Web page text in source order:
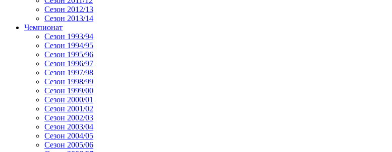
Сезон 2012/13
Сезон 2013/14
Чемпионат
Сезон 1993/94
Сезон 1994/95
Сезон 1995/96
Сезон 1996/97
Сезон 1997/98
Сезон 1998/99
Сезон 1999/00
Сезон 2000/01
Сезон 2001/02
Сезон 2002/03
Сезон 2003/04
Сезон 2004/05
Сезон 2005/06